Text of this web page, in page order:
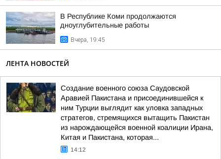
В Республике Коми продолжаются
дноуглубительные работы
Вчера, 19:45
ЛЕНТА НОВОСТЕЙ
Создание военного союза Саудовской
Аравией Пакистана и присоединившейся к
ним Турции выглядит как уловка западных
стратегов, стремящихся вытащить Пакистан
из нарождающейся военной коалиции Ирана,
Китая и Пакистана, которая...
14:12